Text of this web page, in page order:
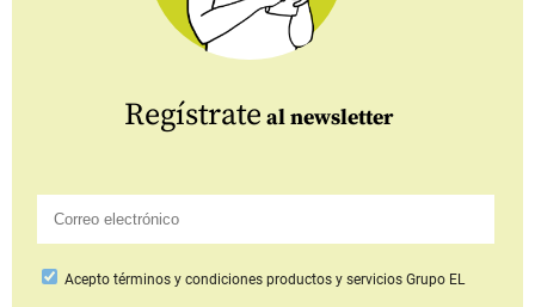
Regístrate al newsletter
Aceptotérminos y condiciones productos y serviciosGrupo EL